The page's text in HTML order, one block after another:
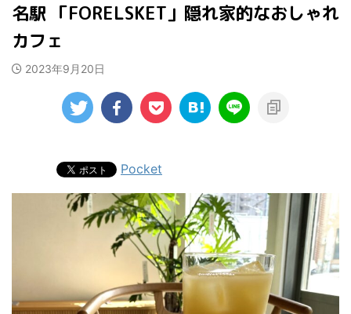
名駅 「FORELSKET」隠れ家的なおしゃれ
カフェ
2023年9月20日
Pocket